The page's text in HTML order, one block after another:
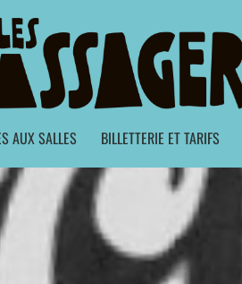
AUX SALLES BILLETTERIE ET TARIFS